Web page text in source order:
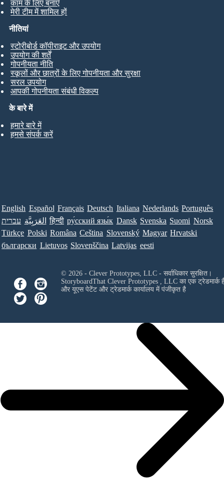
काम के लिए बनाएँ
मेरी टीम में शामिल हों
के बारे में
हमारे बारे में
हमसे संपर्क करें
नीतियां
स्टोरीबोर्ड कॉपीराइट और उपयोग
उपयोग की शर्तें
गोपनीयता नीति
स्कूलों और छात्रों के लिए गोपनीयता और सुरक्षा
सरल उपयोग
आपकी गोपनीयता संबंधी विकल्प
English Español Français Deutsch Italiana Nederlands Português
עברית العَرَبِيَّة हिन्दी ру́сский язы́к Dansk Svenska Suomi Norsk
Türkçe Polski Româna Ceština Slovenský Magyar Hrvatski
български Lietuvos Slovenščina Latvijas eesti
© 2026 - Clever Prototypes, LLC - सर्वाधिकार सुरक्षित।
StoryboardThat Clever Prototypes , LLCका एक ट्रेडमार्क
और यूएस पेटेंट और ट्रेडमार्क कार्यालय में पंजीकृत है